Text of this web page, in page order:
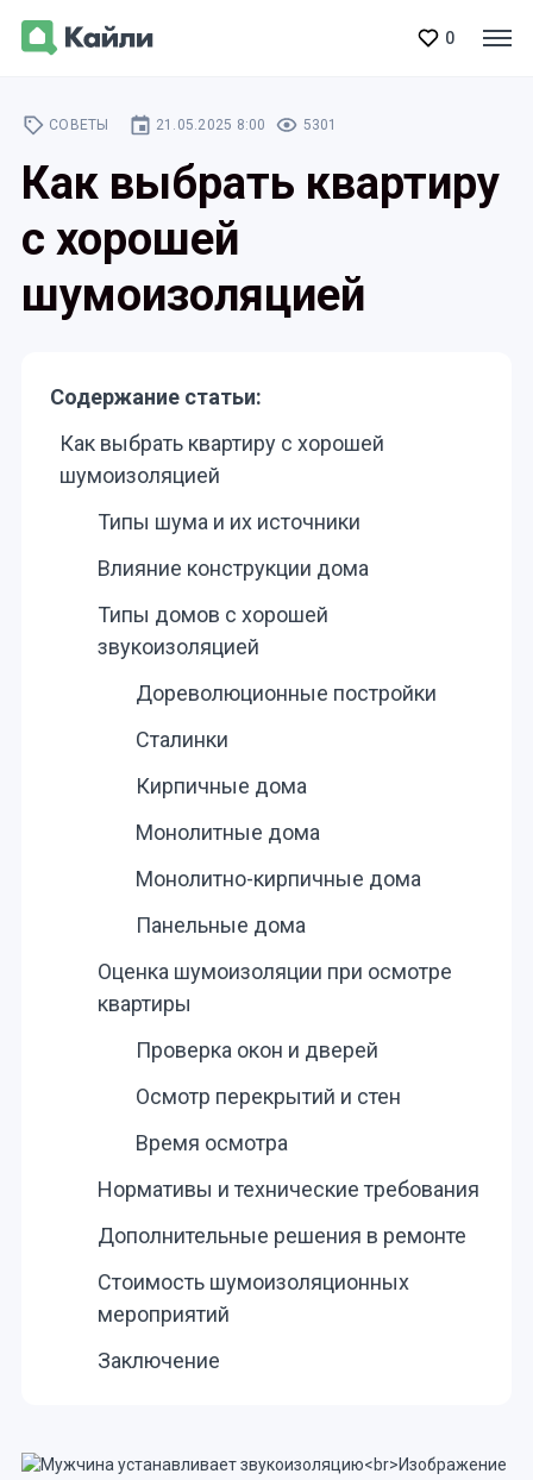
0
СОВЕТЫ 21.05.2025 8:00 5301
Как выбрать квартиру
с хорошей
шумоизоляцией
Содержание статьи:
Как выбрать квартиру с хорошей
шумоизоляцией
Типы шума и их источники
Влияние конструкции дома
Типы домов с хорошей
звукоизоляцией
Дореволюционные постройки
Сталинки
Кирпичные дома
Монолитные дома
Монолитно-кирпичные дома
Панельные дома
Оценка шумоизоляции при осмотре
квартиры
Проверка окон и дверей
Осмотр перекрытий и стен
Время осмотра
Нормативы и технические требования
Дополнительные решения в ремонте
Стоимость шумоизоляционных
мероприятий
Заключение